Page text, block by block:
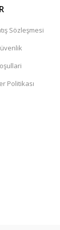
Sözleşmesi
Politikası